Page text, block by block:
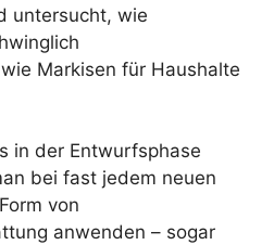
untersucht, wie
Markisen für Haushalte
in der Entwurfsphase
bei fast jedem neuen
von
anwenden – sogar